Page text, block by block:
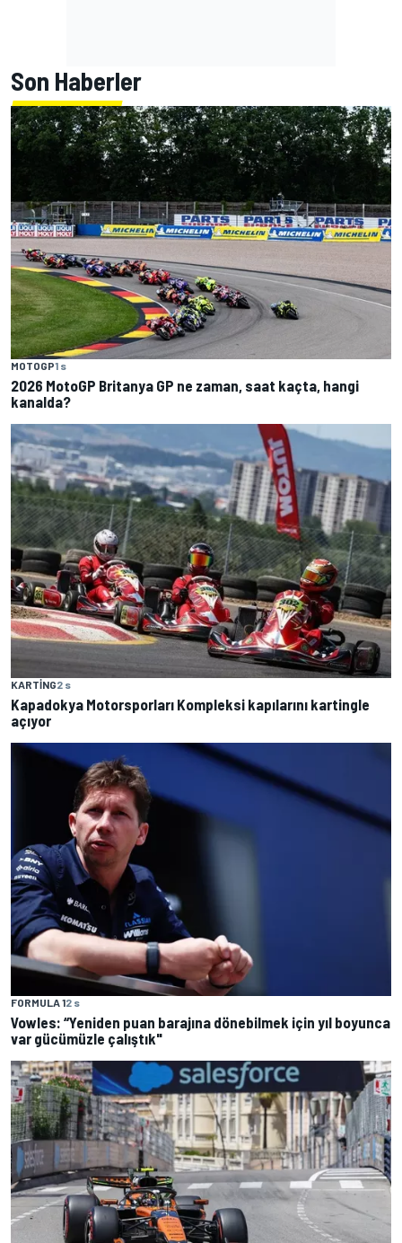
Son Haberler
MOTOGP1 s
2026 MotoGP Britanya GP ne zaman, saat kaçta, hangi
kanalda?
KARTING2 s
Kapadokya Motorsporları Kompleksi kapılarını kartingle
açıyor
FORMULA 12 s
Vowles: “Yeniden puan barajına dönebilmek için yıl boyunca
var gücümüzle çalıştık"